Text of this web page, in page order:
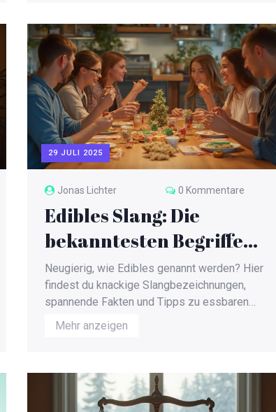
29 JULI 2025
Jonas Lichter 0 Kommentare
Edibles Slang: Die
bekanntesten Begriffe
für essbare
Cannabisprodukte
erklärt
Neugierig, wie Edibles genannt werden? Hier
findest du knackige Slangbezeichnungen,
spannende Fakten und Tipps zu essbaren
Cannabisprodukten.
Mehr anzeigen